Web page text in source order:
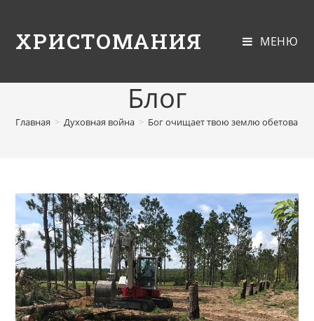
ХРИСТОМАНИЯ МЕНЮ
Блог
Главная > Духовная война > Бог очищает твою землю